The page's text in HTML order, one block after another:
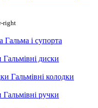
Гальма і супорта
Гальмівні диски
Гальмівні колодки
Гальмівні ручки